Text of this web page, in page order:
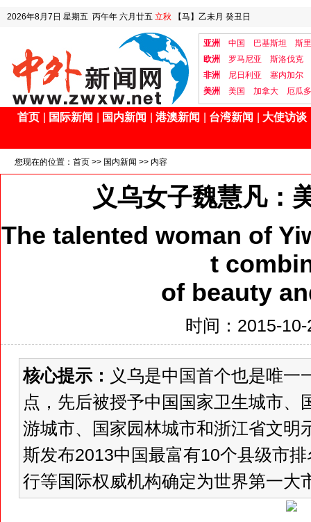
2026年8月7日 星期五 丙午年 六月廿五 立秋 【马】乙未月 癸丑日
亚洲 中国 巴基斯坦
斯
欧洲
罗马尼亚
斯洛伐克
非洲
尼日利亚
塞内加尔
美洲
美国 加拿大 厄瓜
首页 国际新闻 国内新闻 港澳新闻 台湾新闻 大使访谈
您现在的位置： 首页 >> 国内新闻 >> 内容
义乌女子魏慧凡：
The talented woman of
t
of beauty
时间：2015-
核心提示： 义乌是中国首个也是唯一
点，先后被授予中国国家卫生城市、
游城市、国家园林城市和浙江省文明
斯发布2013中国最富有10个县级市
行等国际权威机构确定为世界第一大